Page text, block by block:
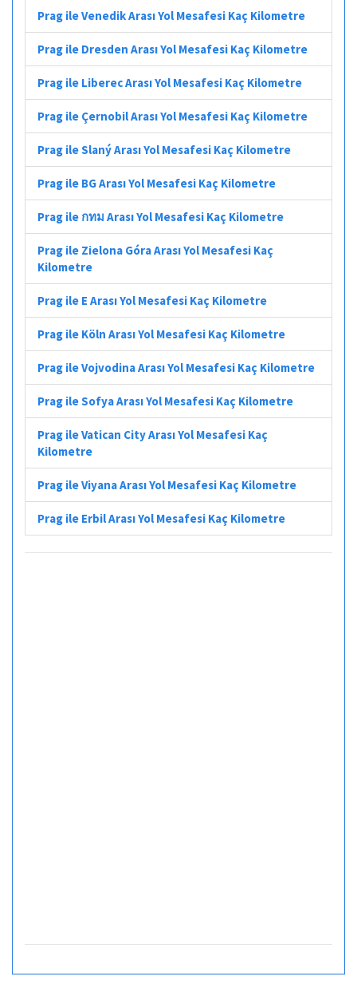
Prag ile Venedik Arası Yol Mesafesi Kaç Kilometre
Prag ile Dresden Arası Yol Mesafesi Kaç Kilometre
Prag ile Liberec Arası Yol Mesafesi Kaç Kilometre
Prag ile Çernobil Arası Yol Mesafesi Kaç Kilometre
Prag ile Slaný Arası Yol Mesafesi Kaç Kilometre
Prag ile BG Arası Yol Mesafesi Kaç Kilometre
Prag ile กทม Arası Yol Mesafesi Kaç Kilometre
Prag ile Zielona Góra Arası Yol Mesafesi Kaç
Kilometre
Prag ile E Arası Yol Mesafesi Kaç Kilometre
Prag ile Köln Arası Yol Mesafesi Kaç Kilometre
Prag ile Vojvodina Arası Yol Mesafesi Kaç Kilometre
Prag ile Sofya Arası Yol Mesafesi Kaç Kilometre
Prag ile Vatican City Arası Yol Mesafesi Kaç
Kilometre
Prag ile Viyana Arası Yol Mesafesi Kaç Kilometre
Prag ile Erbil Arası Yol Mesafesi Kaç Kilometre